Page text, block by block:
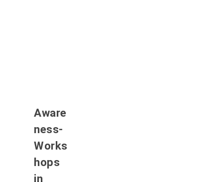
Aware
ness-
Works
hops
in